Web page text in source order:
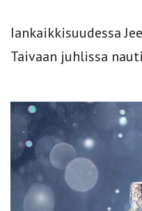
Iankaikkisuudessa
Taivaan juhlissa